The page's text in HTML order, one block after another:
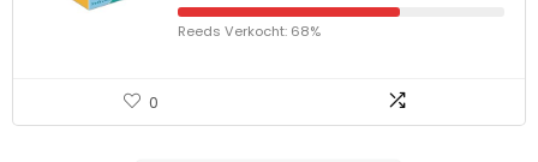
Reeds Verkocht: 68%
0